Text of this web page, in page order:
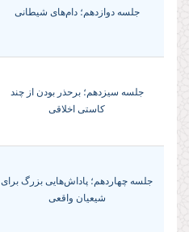
جلسه دوازدهم؛ دام‌هاى شیطانى
جلسه سیزدهم؛ برحذر بودن از چند
كاستى اخلاقى
جلسه چهاردهم؛ پاداش‌هایى بزرگ براى
شیعیان واقعى